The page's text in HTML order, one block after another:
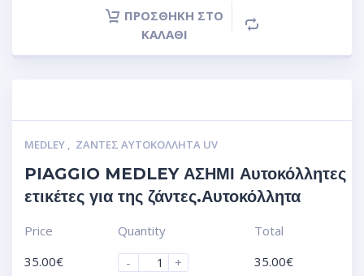
ΠΡΟΣΘΉΚΗ ΣΤΟ
ΚΑΛΆΘΙ
MEDLEY , ΖΆΝΤΕΣ ΑΥΤΟΚΌΛΛΗΤΑ UV
PIAGGIO MEDLEY ΑΣΗΜΙ Αυτοκόλλητες
ετικέτες για της ζάντες.Αυτοκόλλητα
Price
35.00€
Quantity
-
+
Total
35.00€